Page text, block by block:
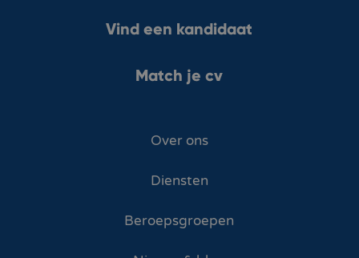
Vind een kandidaat
Match je cv
Over ons
Diensten
Beroepsgroepen